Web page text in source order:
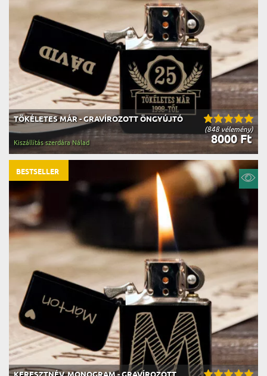
(848 vélemény)
TÖKÉLETES MÁR - GRAVÍROZOTT ÖNGYÚJTÓ
8000 Ft
Kiszállítás szerdára Nálad
BESTSELLER